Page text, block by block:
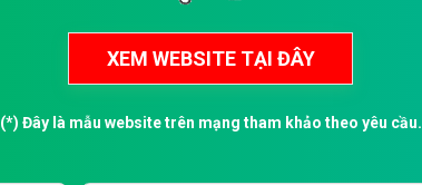
(*) Đây là mẫu website trên mạng tham khảo theo yêu cầu.